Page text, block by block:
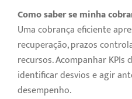
Como saber se minha
Uma cobrança eficiente
recuperação, prazos
recursos. Acompanhar
identificar desvios e agir
desempenho.